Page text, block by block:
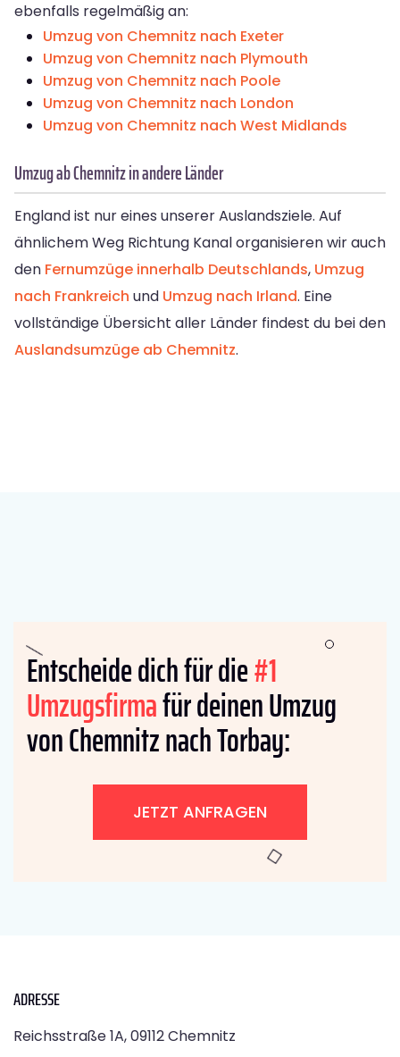
ebenfalls regelmäßig an:
Umzug von Chemnitz nach Exeter
Umzug von Chemnitz nach Plymouth
Umzug von Chemnitz nach Poole
Umzug von Chemnitz nach London
Umzug von Chemnitz nach West Midlands
Umzug ab Chemnitz in andere Länder
England ist nur eines unserer Auslandsziele. Auf
ähnlichem Weg Richtung Kanal organisieren wir auch
den Fernumzüge innerhalb Deutschlands, Umzug
nach Frankreich und Umzug nach Irland. Eine
vollständige Übersicht aller Länder findest du bei den
Auslandsumzüge ab Chemnitz.
Entscheide dich für die#1
Umzugsfirmafür deinen Umzug
von Chemnitz nach Torbay:
JETZT ANFRAGEN
ADRESSE
Reichsstraße 1A, 09112 Chemnitz